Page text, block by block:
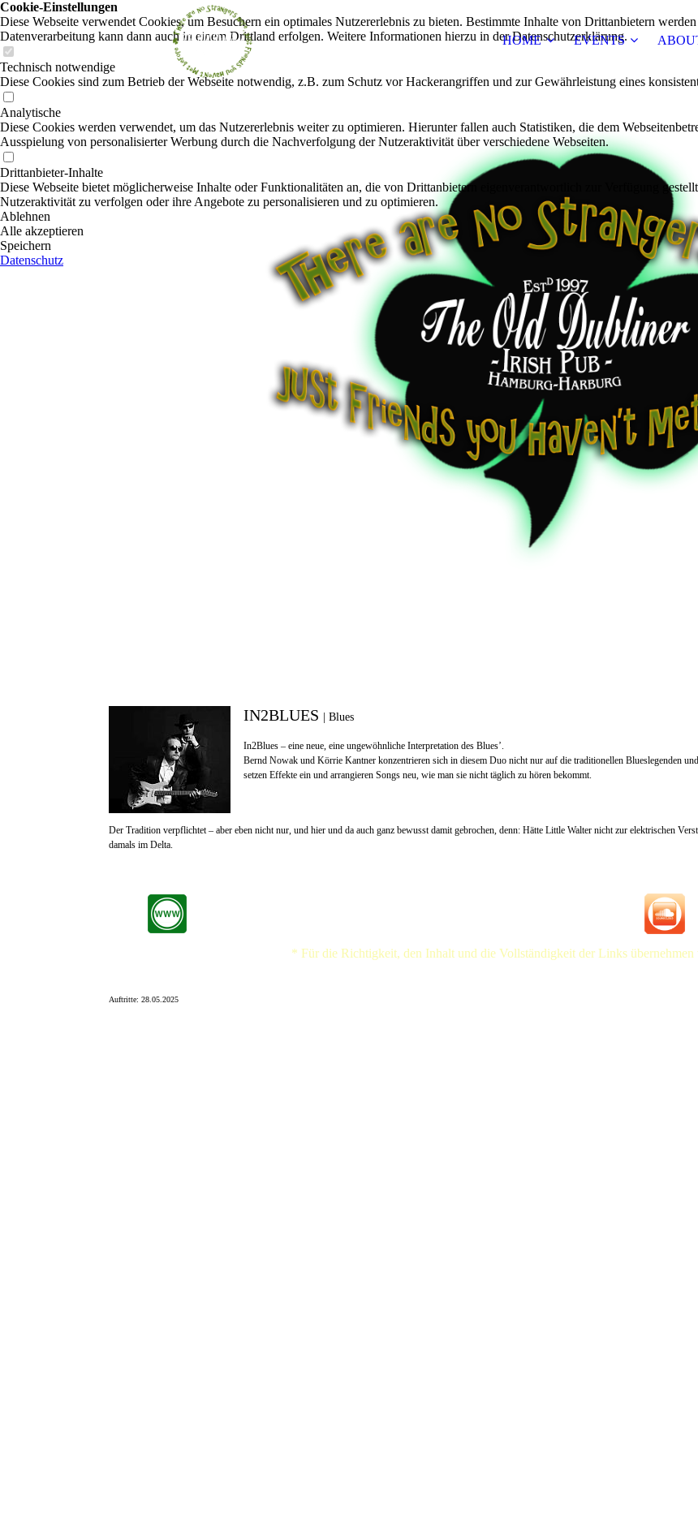
HOME EVENTS
IN2BLUES | Blues
In2Blues – eine neue, eine ungewöhnliche Interpretation des Blues’.
Bernd Nowak und Körrie Kantner konzentrieren sich in diesem Duo nicht nur auf die traditionellen Blueslegenden
setzen Effekte ein und arrangieren Songs neu, wie man sie nicht täglich zu hören bekommt.
Der Tradition verpflichtet – aber eben nicht nur, und hier und da auch ganz bewusst damit gebrochen, denn: Hätte Little Walter nicht zur elektrischen
damals im Delta.
* Für die Richtigkeit, den Inhalt und die Vollständigkeit der Links
Auftritte: 28.05.2025
Cookie-Einstellungen
Diese Webseite verwendet Cookies, um Besuchern ein optimales Nutzererlebnis zu bieten. Bestimmte Inhalte von Drittanbietern
Datenverarbeitung kann dann auch in einem Drittland erfolgen. Weitere Informationen hierzu in der Datenschutzerklärung.
Technisch notwendige
Diese Cookies sind zum Betrieb der Webseite notwendig, z.B. zum Schutz vor Hackerangriffen und zur Gewährleistung eines
Analytische
Diese Cookies werden verwendet, um das Nutzererlebnis weiter zu optimieren. Hierunter fallen auch Statistiken, die dem
Ausspielung von personalisierter Werbung durch die Nachverfolgung der Nutzeraktivität über verschiedene Webseiten.
Drittanbieter-Inhalte
Diese Webseite bietet möglicherweise Inhalte oder Funktionalitäten an, die von Drittanbietern eigenverantwortlich zur Verfügung
Nutzeraktivität zu verfolgen oder ihre Angebote zu personalisieren und zu optimieren.
Ablehnen
Alle akzeptieren
Speichern
Datenschutz